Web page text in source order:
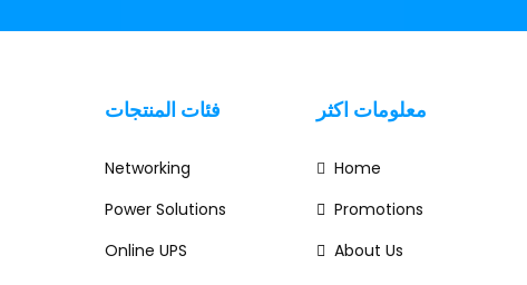
فئات المنتجات
Networking
Power Solutions
Online UPS
معلومات اكثر
Home
Promotions
About Us